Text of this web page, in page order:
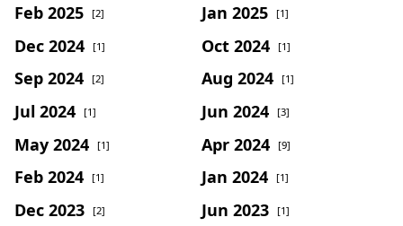
Feb 2025 [2] Jan 2025 [1]
Dec 2024 [1] Oct 2024 [1]
Sep 2024 [2] Aug 2024 [1]
Jul 2024 [1] Jun 2024 [3]
May 2024 [1] Apr 2024 [9]
Feb 2024 [1] Jan 2024 [1]
Dec 2023 [2] Jun 2023 [1]